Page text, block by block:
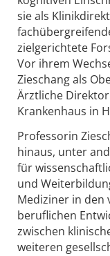
sie als
zielgerichtete
Vor ihrem
Zieschang als
Ärztliche
Krankenhaus in
Professorin
hinaus, unter
für
und
Mediziner in den
beruflichen
zwischen
weiteren